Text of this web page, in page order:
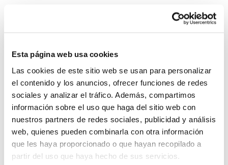
Esta página web usa cookies
Las cookies de este sitio web se usan para personalizar
el contenido y los anuncios, ofrecer funciones de redes
sociales y analizar el tráfico. Además, compartimos
información sobre el uso que haga del sitio web con
nuestros partners de redes sociales, publicidad y análisis
web, quienes pueden combinarla con otra información
que les haya proporcionado o que hayan recopilado a
partir del uso que haya hecho de sus servicios.
En Climarfrica, contamos con un equipo de expertos
en sistemas de climatización y aire acondicionado que
pueden asesorarte sobre la importancia de mantener
labores de mantenimiento necesarias para garantizar
un funcionamiento óptimo de tus equipos de
climatización.
Confía en Climarfrica para el
mantenimiento de tu sistema de
climatización
En Climarfrica, somos especialistas en la instalación,
mantenimiento y reparación de sistemas de aire
acondicionado, sistemas de climatización, aerotermia
y ventilación mecánica controlada en Zaragoza y sus